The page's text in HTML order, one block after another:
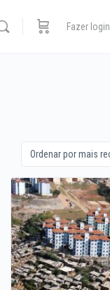
Fazer login